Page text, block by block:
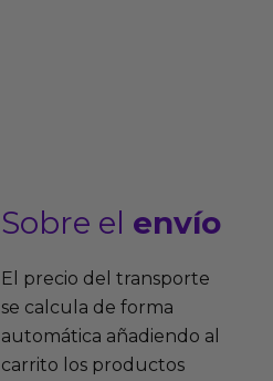
Sobre el envío
El precio del transporte
se calcula de forma
automática añadiendo al
carrito los productos